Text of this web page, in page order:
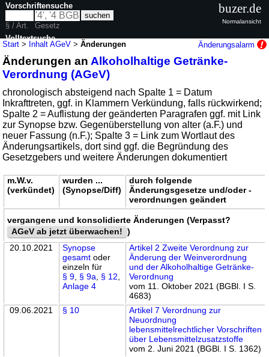
Start > Inhalt AGeV >Änderungen Änderungsalarm
Änderungen an Alkoholhaltige Getränke-
Verordnung (AGeV)
chronologisch absteigend nach Spalte 1 = Datum
Inkrafttreten, ggf. in Klammern Verkündung, falls rückwirkend;
Spalte 2 = Auflistung der geänderten Paragrafen ggf. mit Link
zur Synopse bzw. Gegenüberstellung von alter (a.F.) und
neuer Fassung (n.F.); Spalte 3 = Link zum Wortlaut des
Änderungsartikels, dort sind ggf. die Begründung des
Gesetzgebers und weitere Änderungen dokumentiert
m.W.v.
(verkündet)
wurden ...
(Synopse/Diff)
durch folgende
Änderungsgesetze und/oder -
verordnungen geändert
vergangene und konsolidierte Änderungen (Verpasst?
AGeV ab jetzt überwachen! )
20.10.2021
Synopse
gesamt oder
einzeln für
§ 9 § 9a § 12
Anlage 4
Artikel 2 Zweite Verordnung zur
Änderung der Weinverordnung
und der Alkoholhaltige Getränke-
Verordnung
vom 11. Oktober 2021 (BGBl. I S.
4683)
09.06.2021
§ 10
Artikel 7 Verordnung zur
Neuordnung
lebensmittelrechtlicher Vorschriften
über Lebensmittelzusatzstoffe
vom 2. Juni 2021 (BGBl. I S. 1362)
Vorschriftensuche
§ / Art.
Gesetz
Volltextsuche
nur in AGeV
buzer.de
Normalansicht